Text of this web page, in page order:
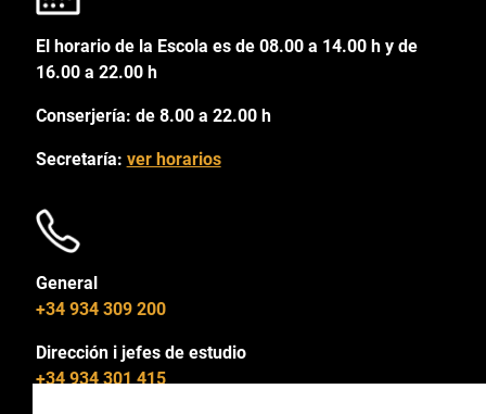
El horario de la Escola es de 08.00 a 14.00 h y de
16.00 a 22.00 h
Conserjería: de 8.00 a 22.00 h
Secretaría: ver horarios
General
+34 934 309 200
Dirección i jefes de estudio
+34 934 301 415